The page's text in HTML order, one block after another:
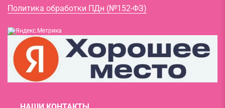
Политика обработки ПДн (№152-ФЗ)